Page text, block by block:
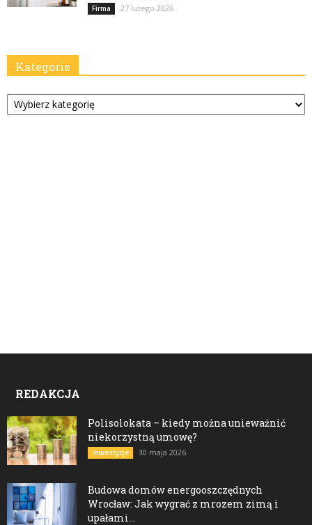
Firma 27 lutego 2026
Kategorie
Kategorie
REDAKCJA
Polisolokata – kiedy można unieważnić
niekorzystną umowę?
Inwestycje 30 maja 2026
Budowa domów energooszczędnych
Wrocław: Jak wygrać z mrozem zimą i
upałami...